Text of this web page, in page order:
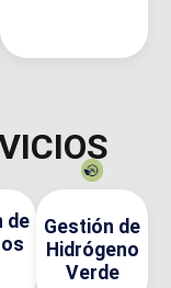
de
Gestión de
Hidrógeno
Verde